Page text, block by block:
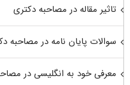
تاثیر مقاله در مصاحبه دکتری
سوالات پایان نامه در مصاحبه
معرفی خود به انگلیسی در